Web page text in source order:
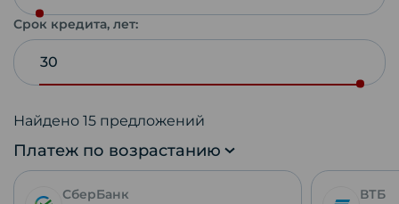
Срок кредита, лет:
Найдено 15 предложений
Платеж по возрастанию
СберБанк ВТБ